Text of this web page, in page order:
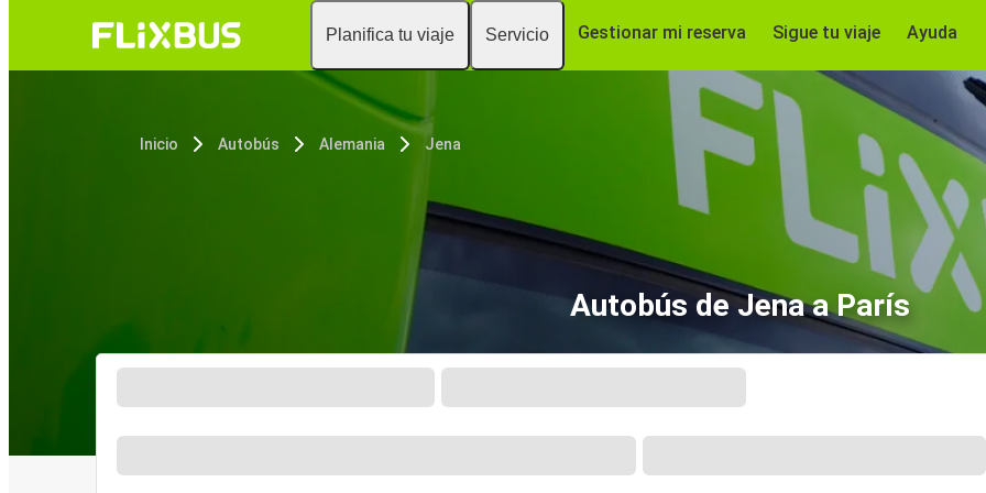
Planifica tu viaje Servicio Gestionar mi reserva Sigue tu viaje Ayuda
Inicio Autobús Alemania Jena
Autobús de Jena a París